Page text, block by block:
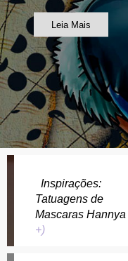
Leia Mais
Inspirações:
Tatuagens de
Mascaras Hannya
+)